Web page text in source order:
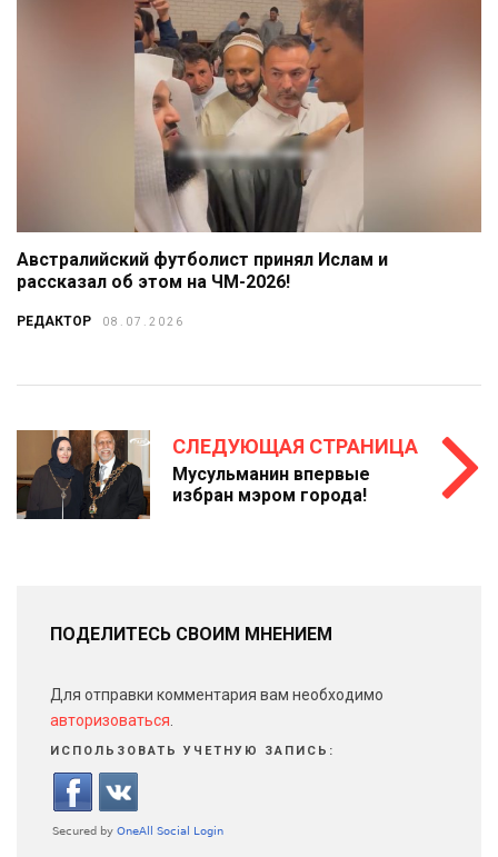
Австралийский футболист принял Ислам и
рассказал об этом на ЧМ-2026!
РЕДАКТОР 08.07.2026
СЛЕДУЮЩАЯ СТРАНИЦА
Мусульманин впервые
избран мэром города!
ПОДЕЛИТЕСЬ СВОИМ МНЕНИЕМ
Для отправки комментария вам необходимо
авторизоваться
ИСПОЛЬЗОВАТЬ УЧЕТНУЮ ЗАПИСЬ: